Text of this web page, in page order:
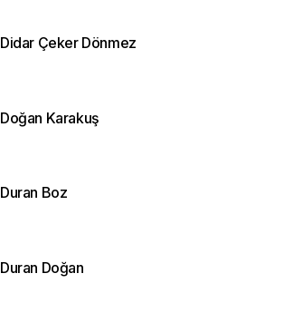
Didar Çeker Dönmez
Doğan Karakuş
Duran Boz
Duran Doğan